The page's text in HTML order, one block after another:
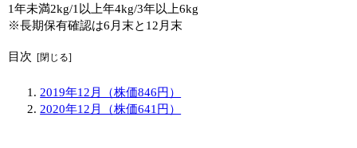
1年未満2kg/1以上年4kg/3年以上6kg
※長期保有確認は6月末と12月末
目次
2019年12月（株価846円）
2020年12月（株価641円）